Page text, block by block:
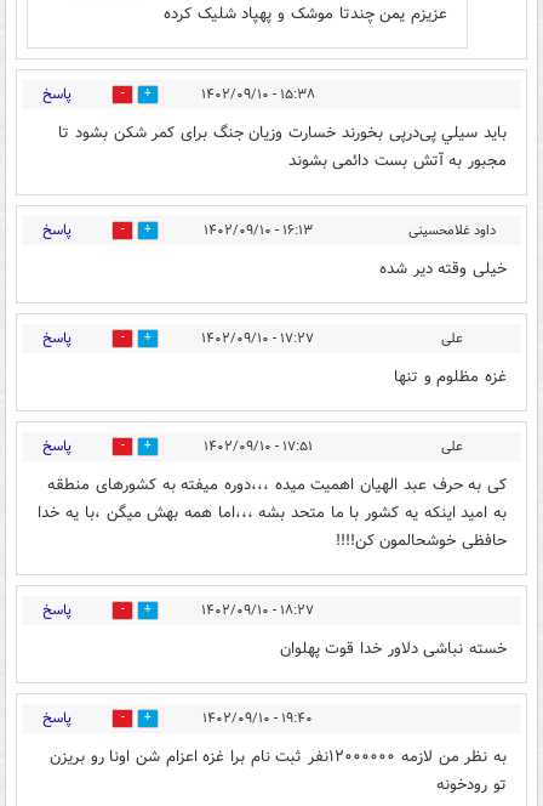
عزیزم یمن چندتا موشک و پهپاد شلیک کرده
۱۵:۳۸ - ۱۴۰۲/۰۹/۱۰ 5 پاسخ
باید سيلي پی‌درپی بخورند خسارت وزیان جنگ برای کمر شکن بشود تا
مجبور به‌ آتش‌ بست دائمی بشوند
داود غلامحسینی ۱۶:۱۳ - ۱۴۰۲/۰۹/۱۰ 1 پاسخ
خیلی وقته دیر شده
علی ۱۷:۲۷ - ۱۴۰۲/۰۹/۱۰ 0 پاسخ
غزه مظلوم و تنها
علی ۱۷:۵۱ - ۱۴۰۲/۰۹/۱۰ 15 پاسخ
کی به حرف عبد الهیان اهمیت میده ،،،دوره میفته به کشورهای منطقه
به امید اینکه یه کشور با ما متحد بشه ،،،اما همه بهش میگن ،با یه خدا
حافظی خوشحالمون کن!!!!
۱۸:۲۷ - ۱۴۰۲/۰۹/۱۰ 10 پاسخ
خسته نباشی دلاور خدا قوت پهلوان
۱۹:۴۰ - ۱۴۰۲/۰۹/۱۰ 0 پاسخ
به نظر من لازمه ۱۲۰۰۰۰۰۰نفر ثبت نام برا غزه اعزام شن اونا رو بریزن
تو رودخونه